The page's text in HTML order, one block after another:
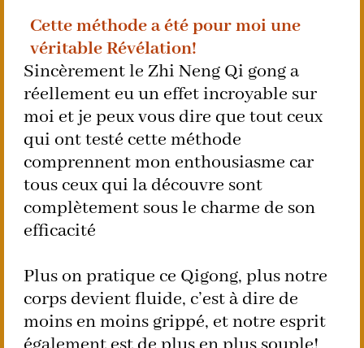
Cette méthode a été pour moi une
véritable Révélation!
Sincèrement le Zhi Neng Qi gong a
réellement eu un effet incroyable sur
moi et je peux vous dire que tout ceux
qui ont testé cette méthode
comprennent mon enthousiasme car
tous ceux qui la découvre sont
complètement sous le charme de son
efficacité
Plus on pratique ce Qigong, plus notre
corps devient fluide, c’est à dire de
moins en moins grippé, et notre esprit